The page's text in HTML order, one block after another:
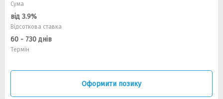
Сума
від 3.9%
Відсоткова ставка
60 - 730 днів
Термін
Оформити позику